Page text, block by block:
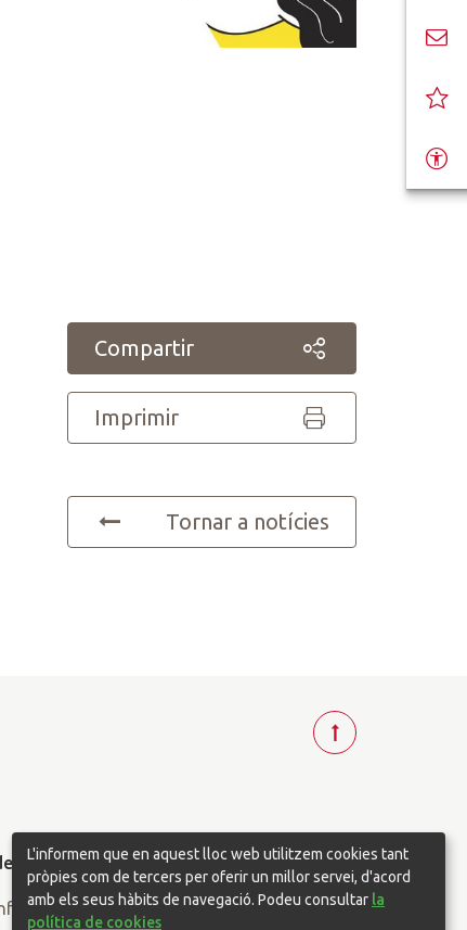
Compartir
Imprimir
Tornar a notícies
T
a
r
a
L'informem que en aquest lloc web utilitzem cookies tant
pròpies com de tercers per oferir un millor servei, d'acord
amb els seus hàbits de navegació. Podeu consultar la
política de cookies